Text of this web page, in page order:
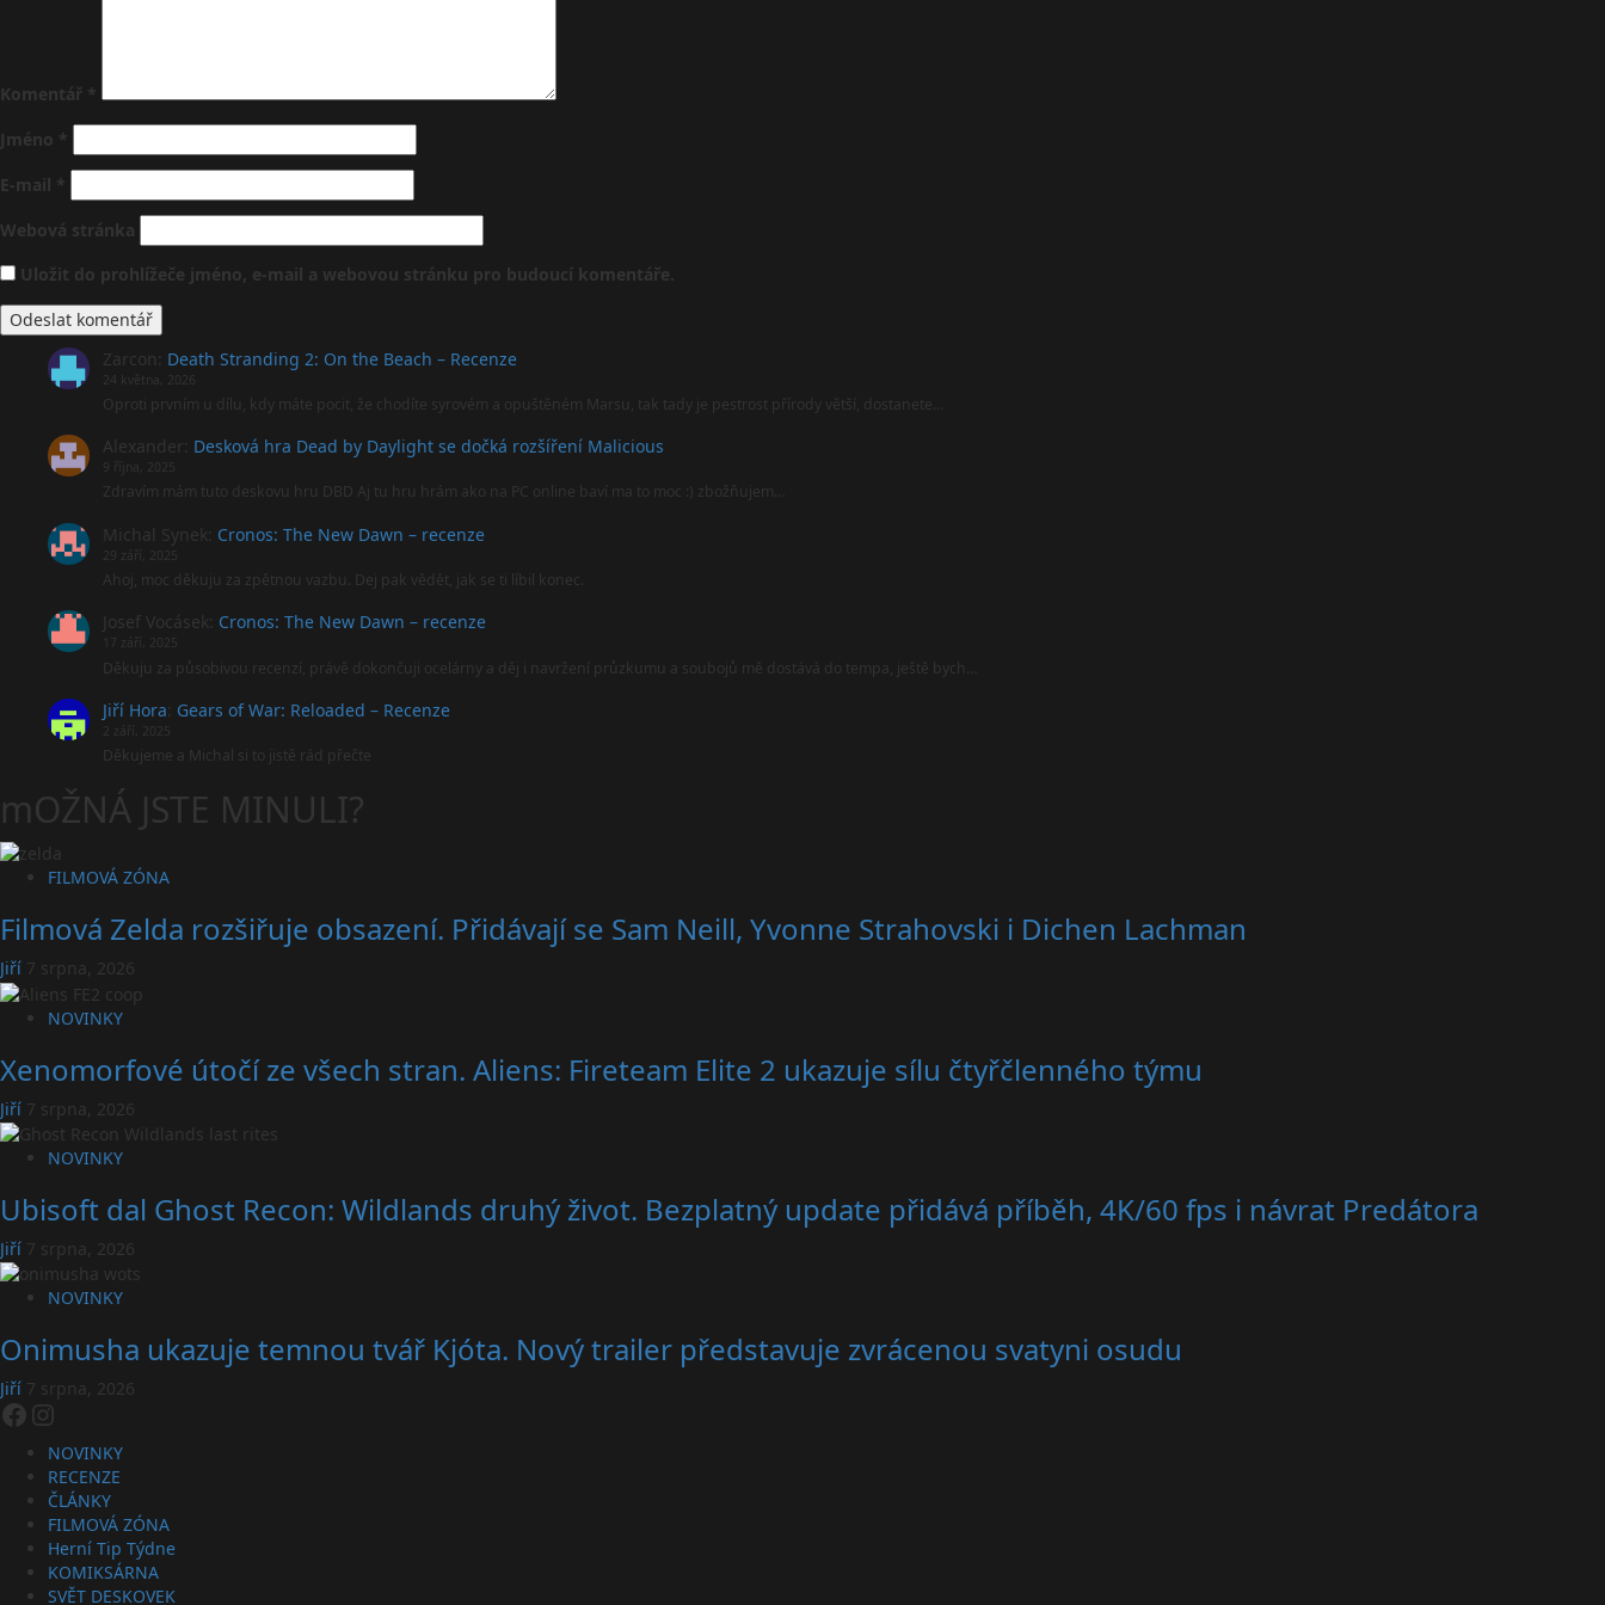
Komentář *
Jméno *
E-mail *
Webová stránka
Uložit do prohlížeče jméno, e-mail a webovou stránku pro budoucí komentáře.
Zarcon Death Stranding 2: On the Beach – Recenze
24 května, 2026
Oproti prvním u dílu, kdy máte pocit, že chodíte syrovém a opuštěném Marsu, tak tady je pestrost přírody větší, dostanete…
Alexander Desková hra Dead by Daylight se dočká rozšíření Malicious
9 října, 2025
Zdravím mám tuto deskovu hru DBD Aj tu hru hrám ako na PC online baví ma to moc :) zbožňujem…
Michal Synek Cronos: The New Dawn – recenze
29 září, 2025
Ahoj, moc děkuju za zpětnou vazbu. Dej pak vědět, jak se ti líbil konec.
Josef Vocásek Cronos: The New Dawn – recenze
17 září, 2025
Děkuju za působivou recenzí, právě dokončuji ocelárny a děj i navržení průzkumu a soubojů mě dostává do tempa, ještě bych…
Jiří Hora Gears of War: Reloaded – Recenze
2 září, 2025
Děkujeme a Michal si to jistě rád přečte
mOŽNÁ JSTE MINULI?
FILMOVÁ ZÓNA
Filmová Zelda rozšiřuje obsazení. Přidávají se Sam Neill, Yvonne Strahovski i Dichen Lachman
Jiří 7 srpna, 2026
NOVINKY
Xenomorfové útočí ze všech stran. Aliens: Fireteam Elite 2 ukazuje sílu čtyřčlenného týmu
Jiří 7 srpna, 2026
NOVINKY
Ubisoft dal Ghost Recon: Wildlands druhý život. Bezplatný update přidává příběh, 4K/60 fps i návrat Predátora
Jiří 7 srpna, 2026
NOVINKY
Onimusha ukazuje temnou tvář Kjóta. Nový trailer představuje zvrácenou svatyni osudu
Jiří 7 srpna, 2026
Facebook
Instagram
NOVINKY
RECENZE
ČLÁNKY
FILMOVÁ ZÓNA
Herní Tip Týdne
KOMIKSÁRNA
SVĚT DESKOVEK